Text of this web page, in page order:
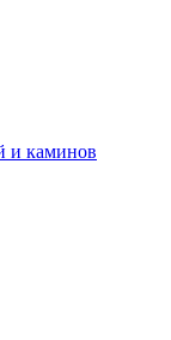
и каминов